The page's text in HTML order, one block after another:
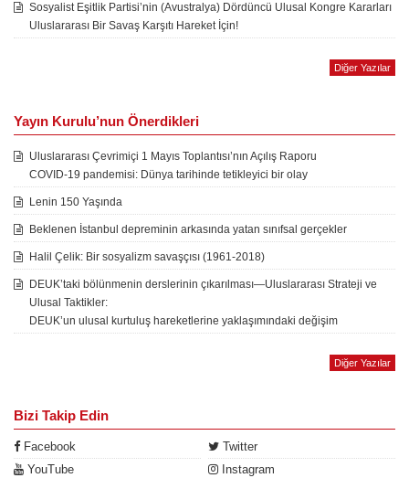
Sosyalist Eşitlik Partisi’nin (Avustralya) Dördüncü Ulusal Kongre Kararları
Uluslararası Bir Savaş Karşıtı Hareket İçin!
Diğer Yazılar
Yayın Kurulu’nun Önerdikleri
Uluslararası Çevrimiçi 1 Mayıs Toplantısı’nın Açılış Raporu
COVID-19 pandemisi: Dünya tarihinde tetikleyici bir olay
Lenin 150 Yaşında
Beklenen İstanbul depreminin arkasında yatan sınıfsal gerçekler
Halil Çelik: Bir sosyalizm savaşçısı (1961-2018)
DEUK’taki bölünmenin derslerinin çıkarılması—Uluslararası Strateji ve
Ulusal Taktikler:
DEUK’un ulusal kurtuluş hareketlerine yaklaşımındaki değişim
Diğer Yazılar
Bizi Takip Edin
Facebook
Twitter
YouTube
Instagram